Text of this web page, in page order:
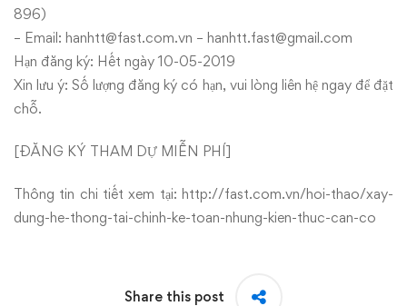
896)
– Email: hanhtt@fast.com.vn – hanhtt.fast@gmail.com
Hạn đăng ký: Hết ngày 10-05-2019
Xin lưu ý: Số lượng đăng ký có hạn, vui lòng liên hệ ngay để đặt
chỗ.
[ĐĂNG KÝ THAM DỰ MIỄN PHÍ]
Thông tin chi tiết xem tại: http://fast.com.vn/hoi-thao/xay-
dung-he-thong-tai-chinh-ke-toan-nhung-kien-thuc-can-co
Share this post